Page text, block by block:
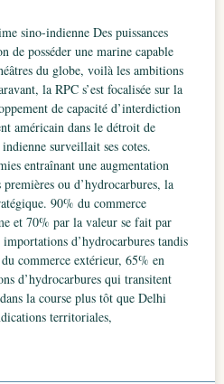
sino-indienne Des puissances
de posséder une marine capable
du globe, voilà les ambitions
la RPC s’est focalisée sur la
de capacité d’interdiction
américain dans le détroit de
surveillait ses cotes.
entraînant une augmentation
ou d’hydrocarbures, la
90% du commerce
et 70% par la valeur se fait par
d’hydrocarbures tandis
commerce extérieur, 65% en
d’hydrocarbures qui transitent
la course plus tôt que Delhi
territoriales,